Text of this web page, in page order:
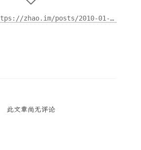
https://zhao.im/posts/2010-01-10-ya-hu-cai-yuan-zhi-dao-wen-jian-gou-tong-de-yu-yan-ji-qiao/
此文章尚无评论